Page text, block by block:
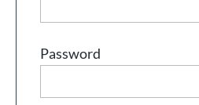
Password